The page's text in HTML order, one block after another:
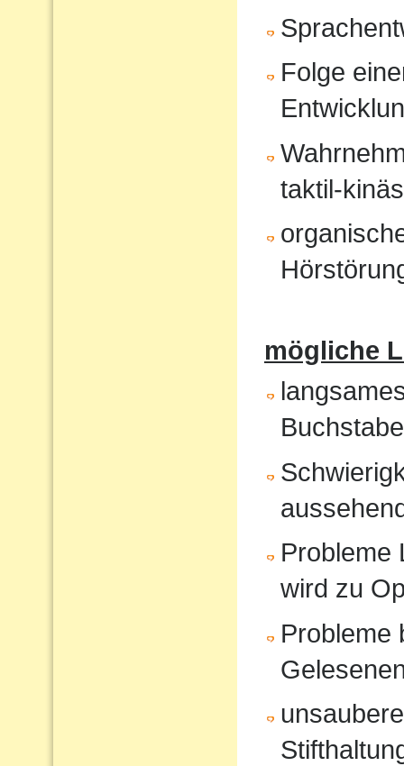
Folge
taktil-
mögliche
Probleme
wird zu
Probleme